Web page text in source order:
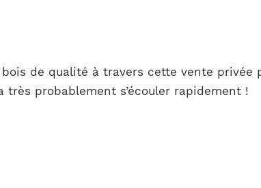
de qualité à travers cette vente privée
probablement s’écouler rapidement !